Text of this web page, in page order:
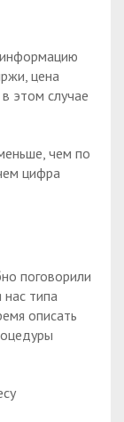
цена
этом случае
чем по
цифра
поговорили
типа
описать